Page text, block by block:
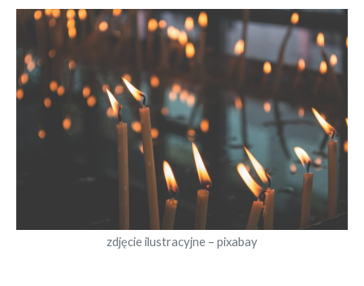
zdjęcie ilustracyjne – pixabay